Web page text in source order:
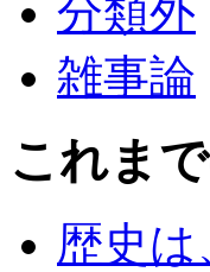
分類外
雑事論
これま
歴史は